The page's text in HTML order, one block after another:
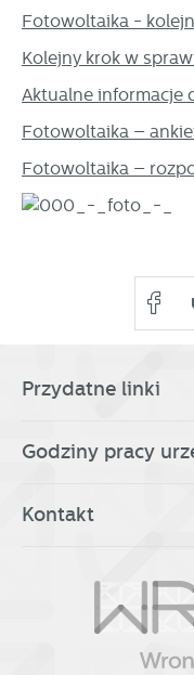
Fotowoltaika -
Kolejny krok w
Aktualne informacje
Fotowoltaika –
Fotowoltaika –
Przydatne linki
Godziny pracy
Kontakt